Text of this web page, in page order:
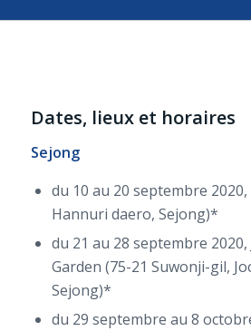
Dates, lieux et horaires
Sejong
du 10 au 20 septembre 2020,
Hannuri daero, Sejong)*
du 21 au 28 septembre
Garden (75-21 Suwonji-gil,
Sejong)*
du 29 septembre au 8